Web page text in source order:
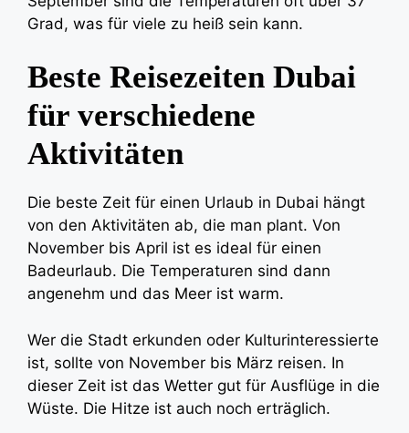
Grad, was für viele zu heiß sein kann.
Beste Reisezeiten Dubai
für verschiedene
Aktivitäten
Die beste Zeit für einen Urlaub in Dubai hängt
von den Aktivitäten ab, die man plant. Von
November bis April ist es ideal für einen
Badeurlaub. Die Temperaturen sind dann
angenehm und das Meer ist warm.
Wer die Stadt erkunden oder Kulturinteressierte
ist, sollte von November bis März reisen. In
dieser Zeit ist das Wetter gut für Ausflüge in die
Wüste. Die Hitze ist auch noch erträglich.